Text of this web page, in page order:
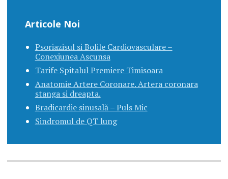
Articole Noi
Psoriazisul si Bolile Cardiovasculare –
Conexiunea Ascunsa
Tarife Spitalul Premiere Timisoara
Anatomie Artere Coronare. Artera coronara
stanga si dreapta.
Bradicardie sinusală – Puls Mic
Sindromul de QT lung